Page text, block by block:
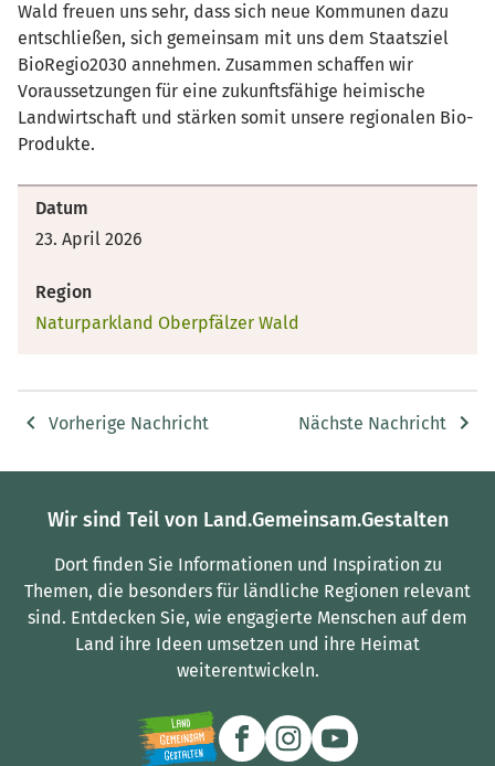
Wald freuen uns sehr, dass sich neue Kommunen dazu
entschließen, sich gemeinsam mit uns dem Staatsziel
BioRegio2030 annehmen. Zusammen schaffen wir
Voraussetzungen für eine zukunftsfähige heimische
Landwirtschaft und stärken somit unsere regionalen Bio-
Produkte.
Datum
23. April 2026
Region
Naturparkland Oberpfälzer Wald
Vorherige Nachricht Nächste Nachricht
Wir sind Teil von Land.Gemeinsam.Gestalten
Dort finden Sie Informationen und Inspiration zu
Themen, die besonders für ländliche Regionen relevant
sind. Entdecken Sie, wie engagierte Menschen auf dem
Land ihre Ideen umsetzen und ihre Heimat
weiterentwickeln.